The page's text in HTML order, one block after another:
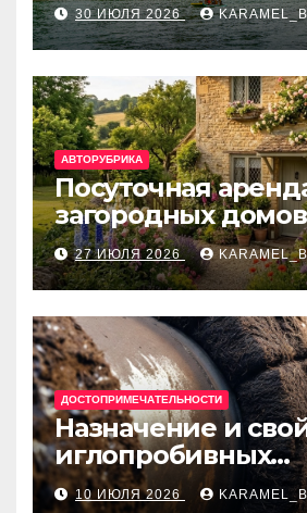
Techcombank и
банки
30 ИЮЛЯ 2026
АВТОРУБРИКА
Посуточная
загородных
отдыха
27 ИЮЛЯ 2026
ДОСТОПРИМЕЧАТЕЛЬНОСТИ
Назначение и
иглопробивных
базальтовых
10 ИЮЛЯ 2026